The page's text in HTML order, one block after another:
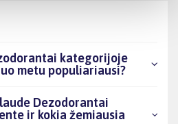
kategorijoje
metu populiariausi?
Dezodorantai
ir kokia žemiausia